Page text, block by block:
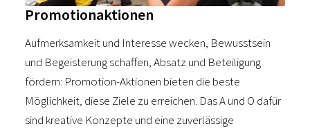
Promotionaktionen
Aufmerksamkeit und Interesse wecken, Bewusstsein
und Begeisterung schaffen, Absatz und Beteiligung
fördern: Promotion-Aktionen bieten die beste
Möglichkeit, diese Ziele zu erreichen. Das A und O dafür
sind kreative Konzepte und eine zuverlässige